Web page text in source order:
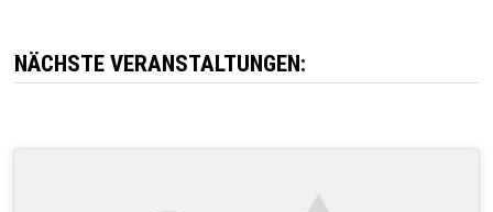
NÄCHSTE VERANSTALTUNGEN: